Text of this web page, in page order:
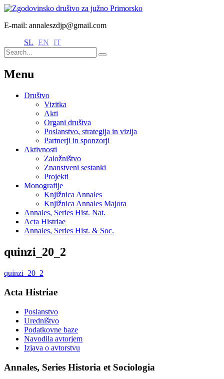
E-mail: annaleszdjp@gmail.com
SL EN IT
Menu
Društvo
Vizitka
Akti
Organi društva
Poslanstvo, strategija in vizija
Partnerji in sponzorji
Aktivnosti
Založništvo
Znanstveni sestanki
Projekti
Monografije
Knjižnica Annales
Knjižnica Annales Majora
Annales, Series Hist. Nat.
Acta Histriae
Annales, Series Hist. & Soc.
quinzi_20_2
quinzi_20_2
Acta Histriae
Poslanstvo
Uredništvo
Podatkovne baze
Navodila avtorjem
Izjava o avtorstvu
Annales, Series Historia et Sociologia